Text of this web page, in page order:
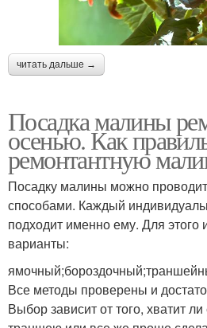
читать дальше →
Посадка малины
осенью. Как
ремонтантную
Посадку малины можно
способами. Каждый
подходит именно ему. Для
варианты:
Все методы проверены и
Выбор зависит от того, хватит